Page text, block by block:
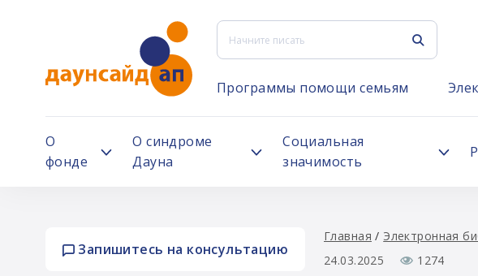
Программы помощи семьям
О
фонде
О синдроме
Дауна
Социальная
значимость
Запишитесь на консультацию
Главная / Электронная
24.03.2025
1274